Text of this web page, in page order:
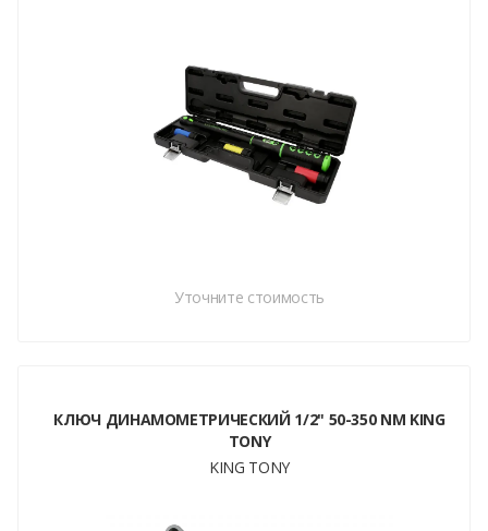
Уточните стоимость
КЛЮЧ ДИНАМОМЕТРИЧЕСКИЙ 1/2" 50-350 NM KING
TONY
KING TONY